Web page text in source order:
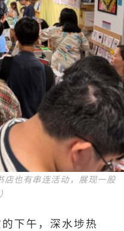
也有串连活动，展现一股
下午，深水埗热